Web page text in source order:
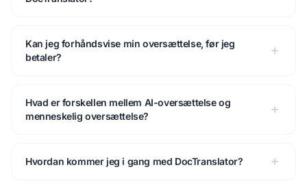
Kan jeg forhåndsvise min oversættelse, før jeg
betaler?
Hvad er forskellen mellem AI-oversættelse og
menneskelig oversættelse?
Hvordan kommer jeg i gang med DocTranslator?